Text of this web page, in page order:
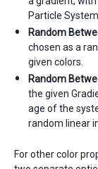
Particle System.
Random
chosen as a
given colors.
Random
the given
age of the
random linear
For other color